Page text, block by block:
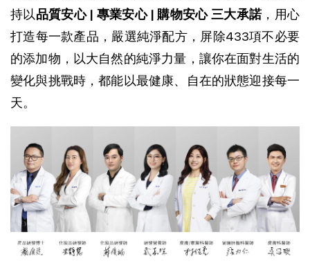
持以品質安心 | 專業安心 | 購物安心 三大承諾，用心
打造每一款產品， 嚴選純淨配方，屏除433項不必要
的添加物，以大自然的純淨力量，讓你在面對生活的
變化與挑戰時，都能以最健康、自在的狀態迎接每一
天。